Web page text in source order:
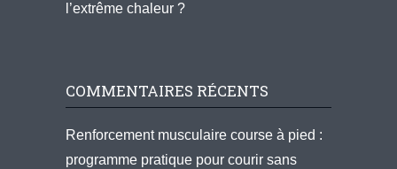
l’extrême chaleur ?
COMMENTAIRES RÉCENTS
Renforcement musculaire course à pied :
programme pratique pour courir sans